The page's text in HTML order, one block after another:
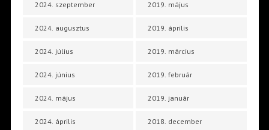
2024. szeptember
2024. augusztus
2024. július
2024. június
2024. május
2024. április
2019. május
2019. április
2019. március
2019. február
2019. január
2018. december